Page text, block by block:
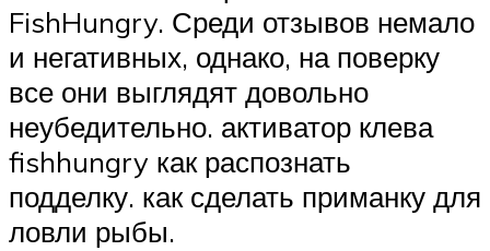
FishHungry. Среди отзывов немало
и негативных, однако, на поверку
все они выглядят довольно
неубедительно. активатор клева
fishhungry как распознать
подделку. как сделать приманку для
ловли рыбы.